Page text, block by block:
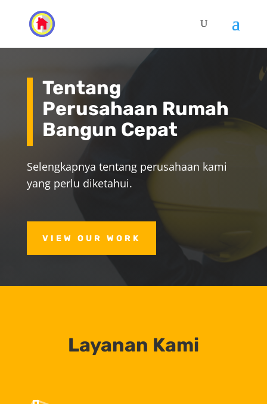
Tentang
Perusahaan Rumah
Bangun Cepat
Selengkapnya tentang perusahaan kami
yang perlu diketahui.
VIEW OUR WORK
Layanan Kami